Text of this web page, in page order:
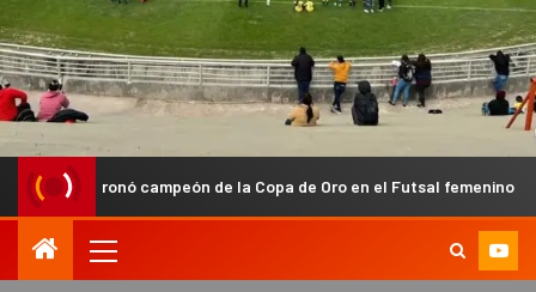
de la Copa de Oro en el Futsal femenino de Capital